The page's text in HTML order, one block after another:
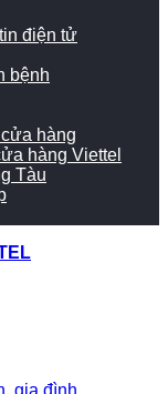
điện tử
bệnh
hàng
hàng Viettel
Tàu